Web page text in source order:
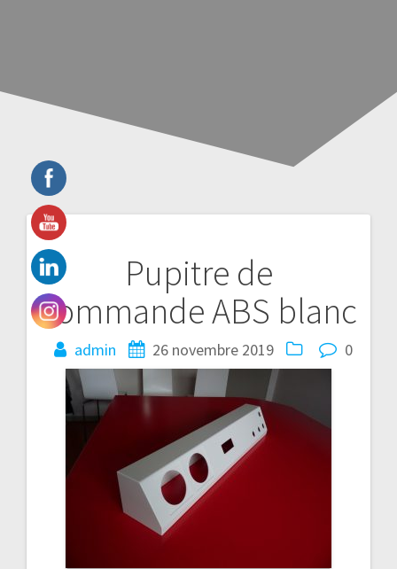
Pupitre de
commande ABS blanc
admin 26 novembre 2019 0
Navigation
de
l’article